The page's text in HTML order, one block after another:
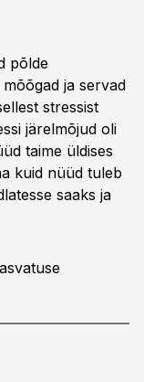
põlde
ja servad
stressist
järelmõjud oli
taime üldises
kuid nüüd tuleb
saaks ja